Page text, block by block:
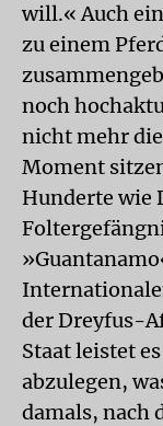
will.« Auch
zu einem
noch
nicht mehr
Moment
Hunderte wie
der Dreyfus-
Staat leistet
abzulegen,
damals, nach